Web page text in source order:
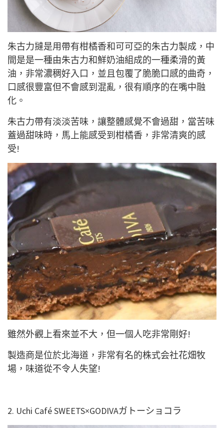
朱古力撻是用帶有柑橘香和可可亞的朱古力製成，中
間是是一種由朱古力和鮮奶油組成的一種柔滑的黃
油，非常濃稠好入口，並且包覆了脆脆口感的曲奇，
口感很豐富但不會感到混亂，很有順序的在嘴中融
化。
朱古力帶有淡淡苦味，讓整體感覺不會過甜，當苦味
蓋過甜味時，馬上能感受到柑橘香，非常清爽的感
受!
雖然外觀上看來並不大，但一個人吃非常剛好!
製造商是位於北海道，非常有名的株式会社花畑牧
場，味道從不令人失望!
2. Uchi Café SWEETS×GODIVAガトーショコラ